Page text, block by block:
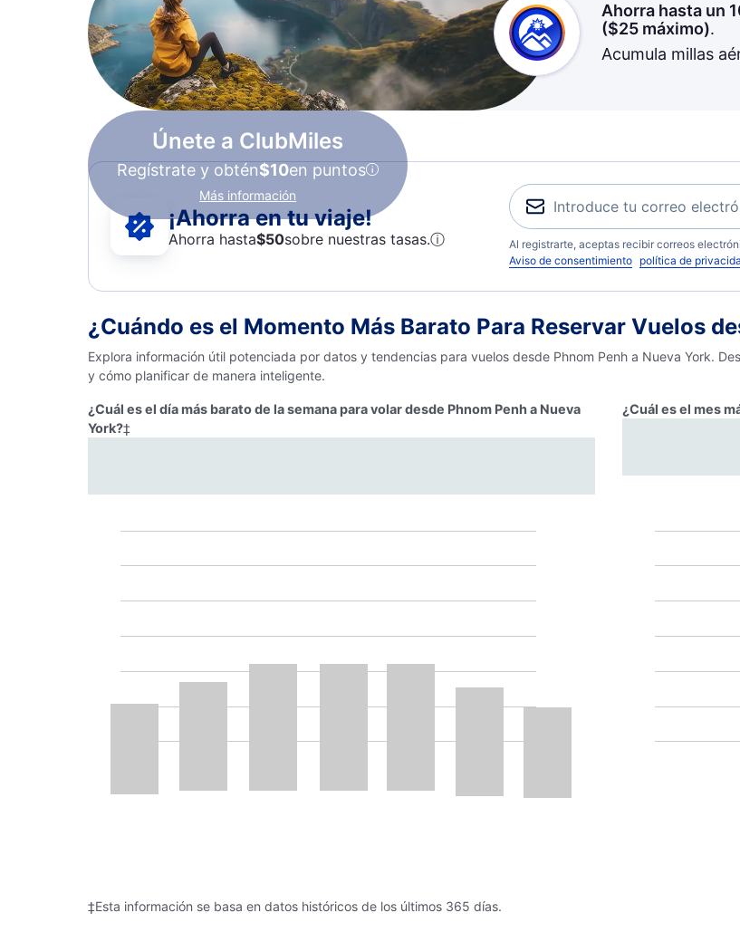
Únete a ClubMiles
Regístrate y obtén$10en puntos
Más información
Ahorra hasta un
($25máximo).
Acumula millas
¡Ahorra en tu viaje!
Ahorra hasta$50sobre nuestras tasas.ⓘ
Al registrarte, aceptas recibir correos
Aviso de consentimiento política de
¿Cuándo es el Momento Más Barato Para Reservar Vuelos
Explora información útil potenciada por datos y tendencias para vuelos desde Phnom Penh a Nueva York.
y cómo planificar de manera inteligente.
¿Cuál es el día más barato de la semana para volar desde Phnom Penh a Nueva
York?‡
¿Cuál es el mes
‡Esta información se basa en datos históricos de los últimos 365 días.